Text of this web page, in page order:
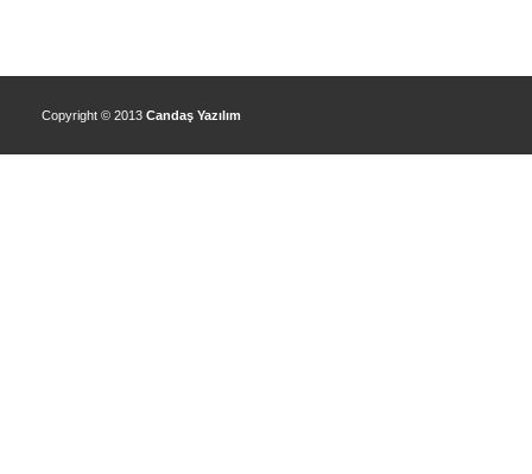
Copyright © 2013 Candaş Yazılım